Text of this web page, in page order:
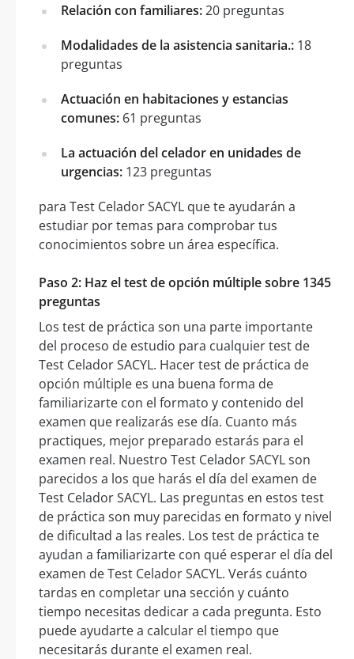
Relación con familiares:20 preguntas
Modalidades de la asistencia sanitaria.: 18
preguntas
Actuación en habitaciones y estancias
comunes: 61 preguntas
La actuación del celador en unidades de
urgencias: 123 preguntas
para Test Celador SACYL que te ayudarán a
estudiar por temas para comprobar tus
conocimientos sobre un área específica.
Paso 2: Haz el test de opción múltiple sobre 1345
preguntas
Los test de práctica son una parte importante
del proceso de estudio para cualquier test de
Test Celador SACYL. Hacer test de práctica de
opción múltiple es una buena forma de
familiarizarte con el formato y contenido del
examen que realizarás ese día. Cuanto más
practiques, mejor preparado estarás para el
examen real. Nuestro Test Celador SACYL son
parecidos a los que harás el día del examen de
Test Celador SACYL. Las preguntas en estos test
de práctica son muy parecidas en formato y nivel
de dificultad a las reales. Los test de práctica te
ayudan a familiarizarte con qué esperar el día del
examen de Test Celador SACYL. Verás cuánto
tardas en completar una sección y cuánto
tiempo necesitas dedicar a cada pregunta. Esto
puede ayudarte a calcular el tiempo que
necesitarás durante el examen real.